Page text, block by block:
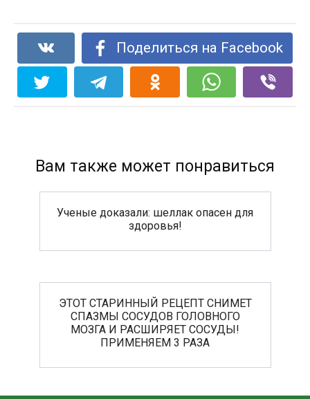
Поделиться на Facebook
Вам также может понравиться
Ученые доказали: шеллак опасен для
здоровья!
ЭТОТ СТАРИННЫЙ РЕЦЕПТ СНИМЕТ
СПАЗМЫ СОСУДОВ ГОЛОВНОГО
МОЗГА И РАСШИРЯЕТ СОСУДЫ!
ПРИМЕНЯЕМ 3 РАЗА